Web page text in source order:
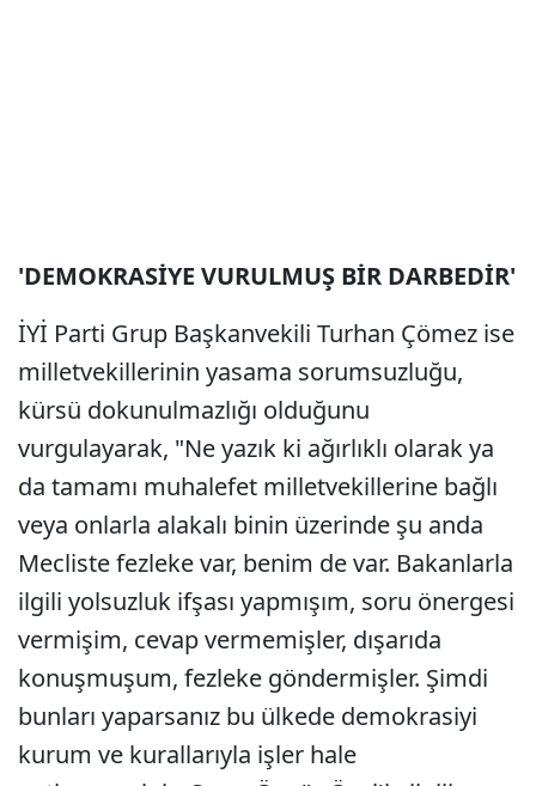
'DEMOKRASİYE VURULMUŞ BİR DARBEDİR'
İYİ Parti Grup Başkanvekili Turhan Çömez ise
milletvekillerinin yasama sorumsuzluğu,
kürsü dokunulmazlığı olduğunu
vurgulayarak, "Ne yazık ki ağırlıklı olarak ya
da tamamı muhalefet milletvekillerine bağlı
veya onlarla alakalı binin üzerinde şu anda
Mecliste fezleke var, benim de var. Bakanlarla
ilgili yolsuzluk ifşası yapmışım, soru önergesi
vermişim, cevap vermemişler, dışarıda
konuşmuşum, fezleke göndermişler. Şimdi
bunları yaparsanız bu ülkede demokrasiyi
kurum ve kurallarıyla işler hale